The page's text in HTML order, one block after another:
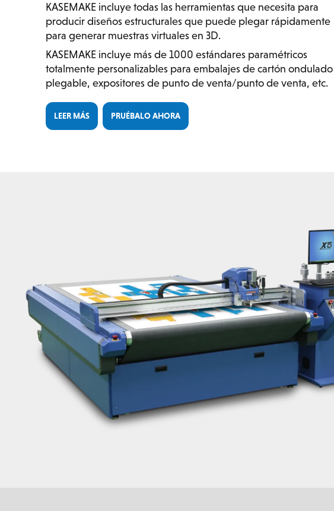
KASEMAKE incluye todas las herramientas que necesita para
producir diseños estructurales que puede plegar rápidamente
para generar muestras virtuales en 3D.
KASEMAKE incluye más de 1000 estándares paramétricos
totalmente personalizables para embalajes de cartón
plegable, expositores de punto de venta/punto de venta, etc.
LEER MÁS PRUÉBALO AHORA